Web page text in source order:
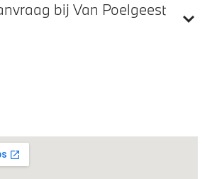
2-zone
met BMW Digital Key
bij Van Poelgeest